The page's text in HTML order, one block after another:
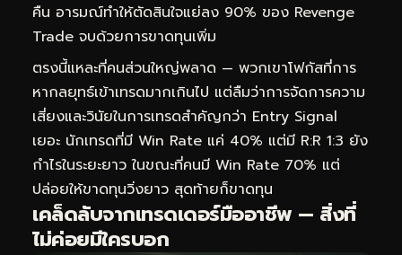
คืน อารมณ์ทำให้ตัดสินใจแย่ลง 90% ของ Revenge
Trade จบด้วยการขาดทุนเพิ่ม
ตรงนี้แหละที่คนส่วนใหญ่พลาด — พวกเขาโฟกัสที่การ
หากลยุทธ์เข้าเทรดมากเกินไป แต่ลืมว่าการจัดการความ
เสี่ยงและวินัยในการเทรดสำคัญกว่า Entry Signal
เยอะ นักเทรดที่มี Win Rate แค่ 40% แต่มี R:R 1:3 ยัง
กำไรในระยะยาว ในขณะที่คนมี Win Rate 70% แต่
ปล่อยให้ขาดทุนวิ่งยาว สุดท้ายก็ขาดทุน
เคล็ดลับจากเทรดเดอร์มืออาชีพ — สิ่งที่
ไม่ค่อยมีใครบอก